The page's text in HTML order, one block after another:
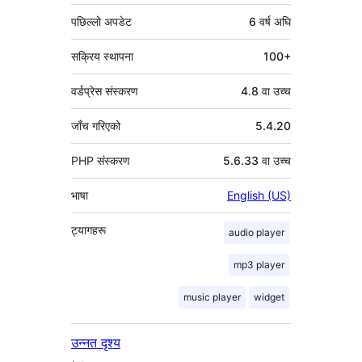
पछिल्लो अपडेट 6 वर्ष अघि
सक्रिय स्थापना 100+
वर्डप्रेस संस्करण 4.8 वा उच्च
जाँच गरिएको 5.4.20
PHP संस्करण 5.6.33 वा उच्च
भाषा English (US)
ट्यागहरू audio player
mp3 player
music player widget
उन्नत दृश्य